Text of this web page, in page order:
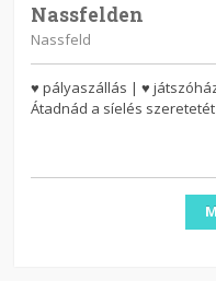
Nassfelden
Nassfeld
♥ pályaszállás | ♥
Átadnád a síelés